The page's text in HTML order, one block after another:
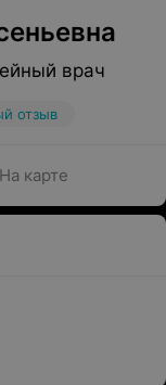
врач
отзыв
На карте